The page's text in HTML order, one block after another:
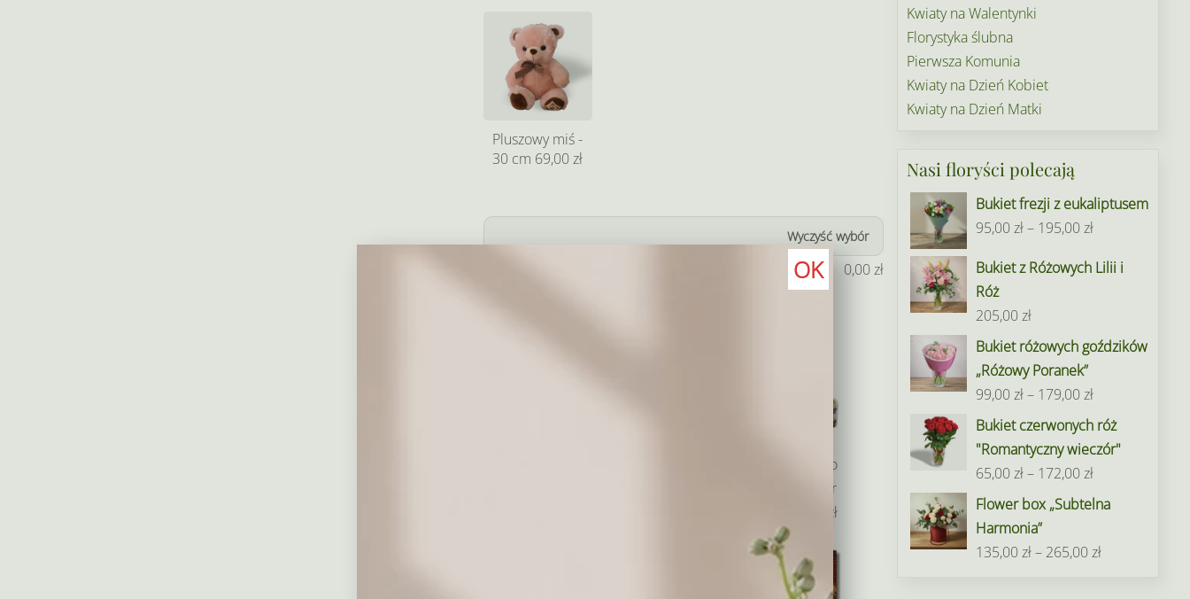
Pluszowy miś -
30 cm 69,00 zł
Wyczyść wybór
0,00zł
Dodaj prezent
Ferrero
Rocher
49,00 zł
Kwiaty na Walentynki
Florystyka ślubna
Pierwsza Komunia
Kwiaty na Dzień Kobiet
Kwiaty na Dzień Matki
Nasi floryści polecają
Bukiet frezji z eukaliptusem
95,00zł– 195,00złZakres
od
195,00 zł
Bukiet z Różowych Lilii i
Róż
205,00zł
Bukiet różowych goździków
„Różowy Poranek”
99,00zł– 179,00złZakres
cen:
od
179,00 zł
Bukiet czerwonych róż
"Romantyczny wieczór"
65,00zł– 172,00złZakres
cen:
65,00 zł
Flower box „Subtelna
Harmonia”
135,00zł– 265,00złZakres
OK